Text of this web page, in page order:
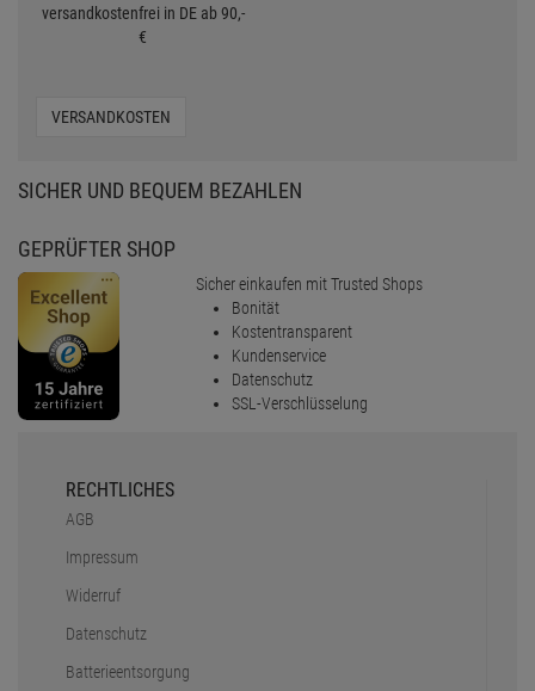
versandkostenfrei in DE ab 90,-
€
VERSANDKOSTEN
SICHER UND BEQUEM BEZAHLEN
GEPRÜFTER SHOP
Sicher einkaufen mit Trusted Shops
Bonität
Kostentransparent
Kundenservice
Datenschutz
SSL-Verschlüsselung
RECHTLICHES
AGB
Impressum
Widerruf
Datenschutz
Batterieentsorgung